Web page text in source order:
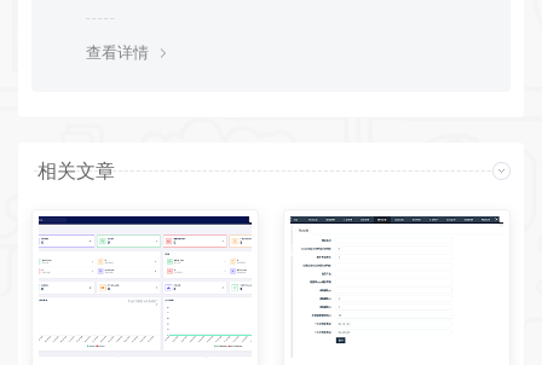
查看详情
相关文章